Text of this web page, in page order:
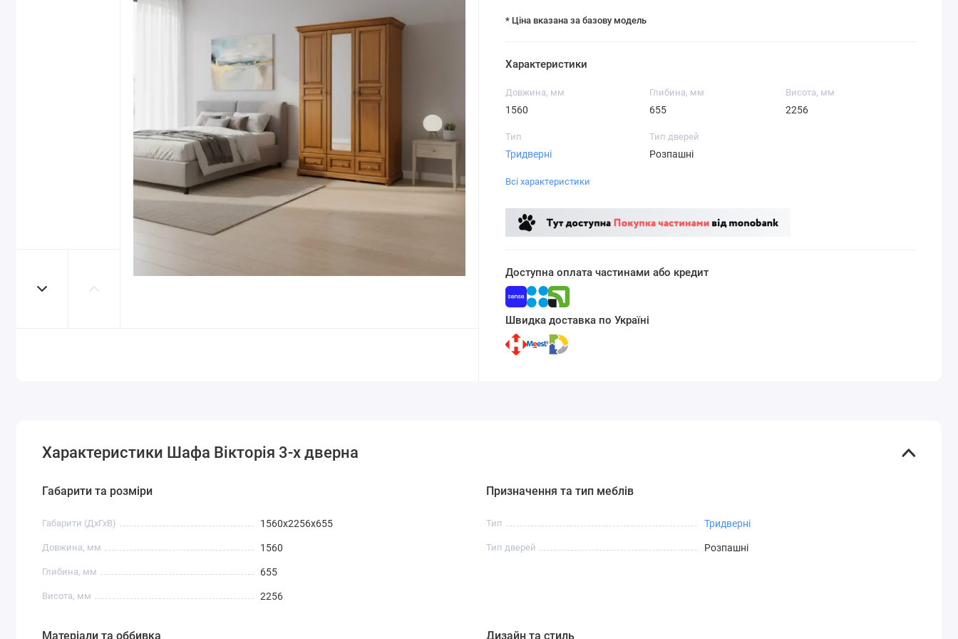
* Ціна вказана за базову модель
Характеристики
Довжина, мм
1560
Глибина, мм
655
Висота, мм
2256
Тип
Тридверні
Тип дверей
Розпашні
Всі характеристики
Доступна оплата частинами або кредит
Швидка доставка по Україні
Характеристики Шафа Вікторія 3-х дверна
Габарити та розміри
Габарити (ДхГхВ) 1560x2256x655
Довжина, мм 1560
Глибина, мм 655
Висота, мм 2256
Призначення та тип меблів
Тип Тридверні
Тип дверей Розпашні
Матеріали та оббивка Дизайн та стиль